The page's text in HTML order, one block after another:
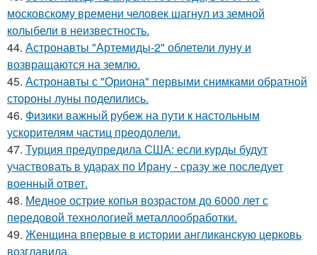
московскому времени человек шагнул из земной
колыбели в неизвестность.
44. Астронавты "Артемиды-2" облетели луну и
возвращаются на землю.
45. Астронавты с "Ориона" первыми снимками обратной
стороны луны поделились.
46. Физики важный рубеж на пути к настольным
ускорителям частиц преодолели.
47. Турция предупредила США: если курды будут
участвовать в ударах по Ирану - сразу же последует
военный ответ.
48. Медное острие копья возрастом до 6000 лет с
передовой технологией металлообработки.
49. Женщина впервые в истории англиканскую церковь
возглавила.